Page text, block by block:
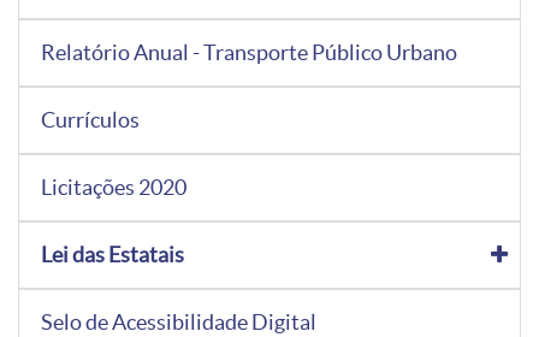
Relatório Anual - Transporte Público Urbano
Currículos
Licitações 2020
Lei das Estatais
Selo de Acessibilidade Digital